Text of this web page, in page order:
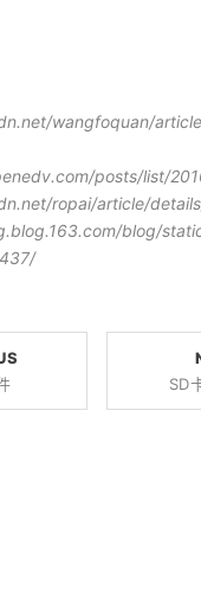
wangfoquan/
posts/list/
ropai/article/
blog/
SD